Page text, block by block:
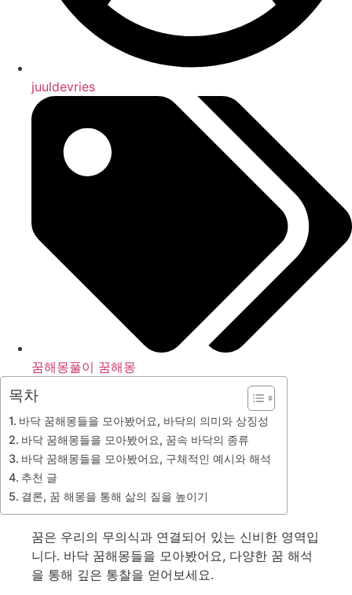
juuldevries
꿈해몽풀이 꿈해몽
목차
바닥 꿈해몽들을 모아봤어요, 바닥의 의미와 상징성
바닥 꿈해몽들을 모아봤어요, 꿈속 바닥의 종류
바닥 꿈해몽들을 모아봤어요, 구체적인 예시와 해석
추천 글
결론, 꿈 해몽을 통해 삶의 질을 높이기
꿈은 우리의 무의식과 연결되어 있는 신비한 영역입
니다. 바닥 꿈해몽들을 모아봤어요, 다양한 꿈 해석
을 통해 깊은 통찰을 얻어보세요.